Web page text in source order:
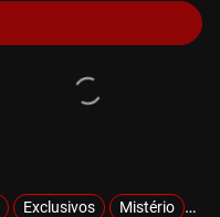
Exclusivos Mistério